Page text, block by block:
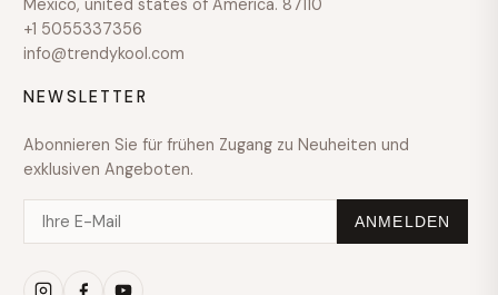
Mexico, united states of America. 87110
+1 5055337356
info@trendykool.com
NEWSLETTER
Abonnieren Sie für frühen Zugang zu Neuheiten und
exklusiven Angeboten.
ANMELDEN